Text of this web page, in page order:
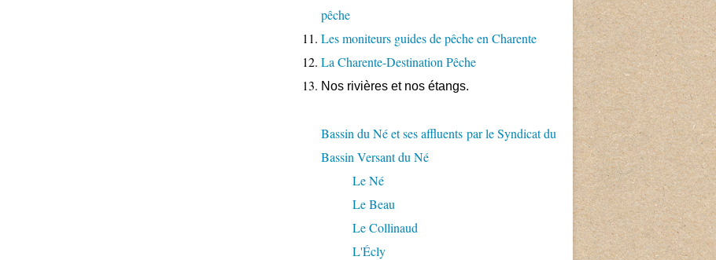
pêche
Les moniteurs guides de pêche en Charente
La Charente-Destination Pêche
Nos rivières et nos étangs.
Bassin du Né et ses affluents par le Syndicat du
Bassin Versant du Né
Le Né
Le Beau
Le Collinaud
L'Écly